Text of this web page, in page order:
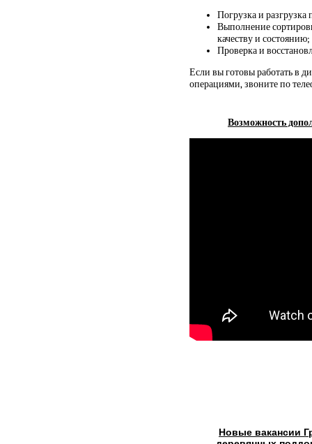
Погрузка и разгрузка
Выполнение
качеству и состоянию;
Проверка и
Если вы готовы работать в
операциями, звоните по
Возможность
Новые вакансии